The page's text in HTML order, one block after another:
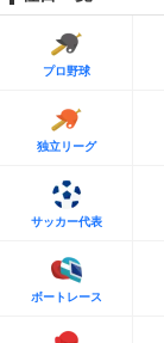
プロ野球
独立リーグ
サッカー代表
ボートレース